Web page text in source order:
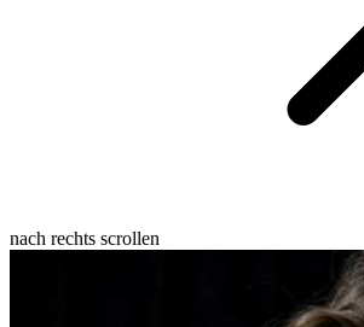
nach rechts scrollen